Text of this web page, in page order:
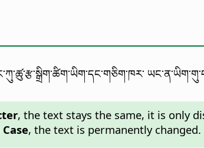
, the text stays the same, it is only
, the text is permanently changed.